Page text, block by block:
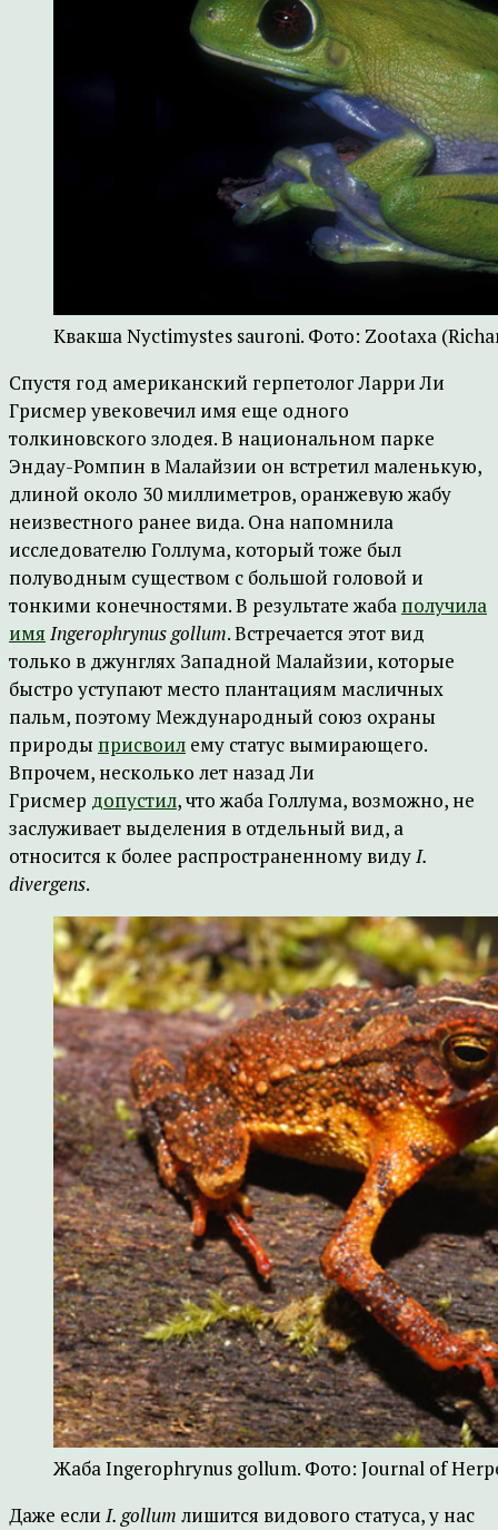
Квакша Nyctimystes sauroni. Фото: Zootaxa
Спустя год американский герпетолог Ларри Ли
Грисмер увековечил имя еще одного
толкиновского злодея. В национальном парке
Эндау-Ромпин в Малайзии он встретил маленькую,
длиной около 30 миллиметров, оранжевую жабу
неизвестного ранее вида. Она напомнила
исследователю Голлума, который тоже был
полуводным существом с большой головой и
тонкими конечностями. В результате жаба получила
имя Ingerophrynus gollum. Встречается этот вид
только в джунглях Западной Малайзии, которые
быстро уступают место плантациям масличных
пальм, поэтому Международный союз охраны
природы присвоил ему статус вымирающего.
Впрочем, несколько лет назад Ли
Грисмер допустил, что жаба Голлума, возможно, не
заслуживает выделения в отдельный вид, а
относится к более распространенному видуI.
divergens.
Жаба Ingerophrynus gollum. Фото: Journal of
Даже если I. gollum лишится видового статуса, у нас